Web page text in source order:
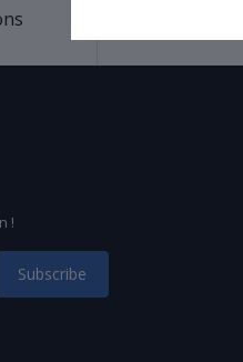
!
Subscribe